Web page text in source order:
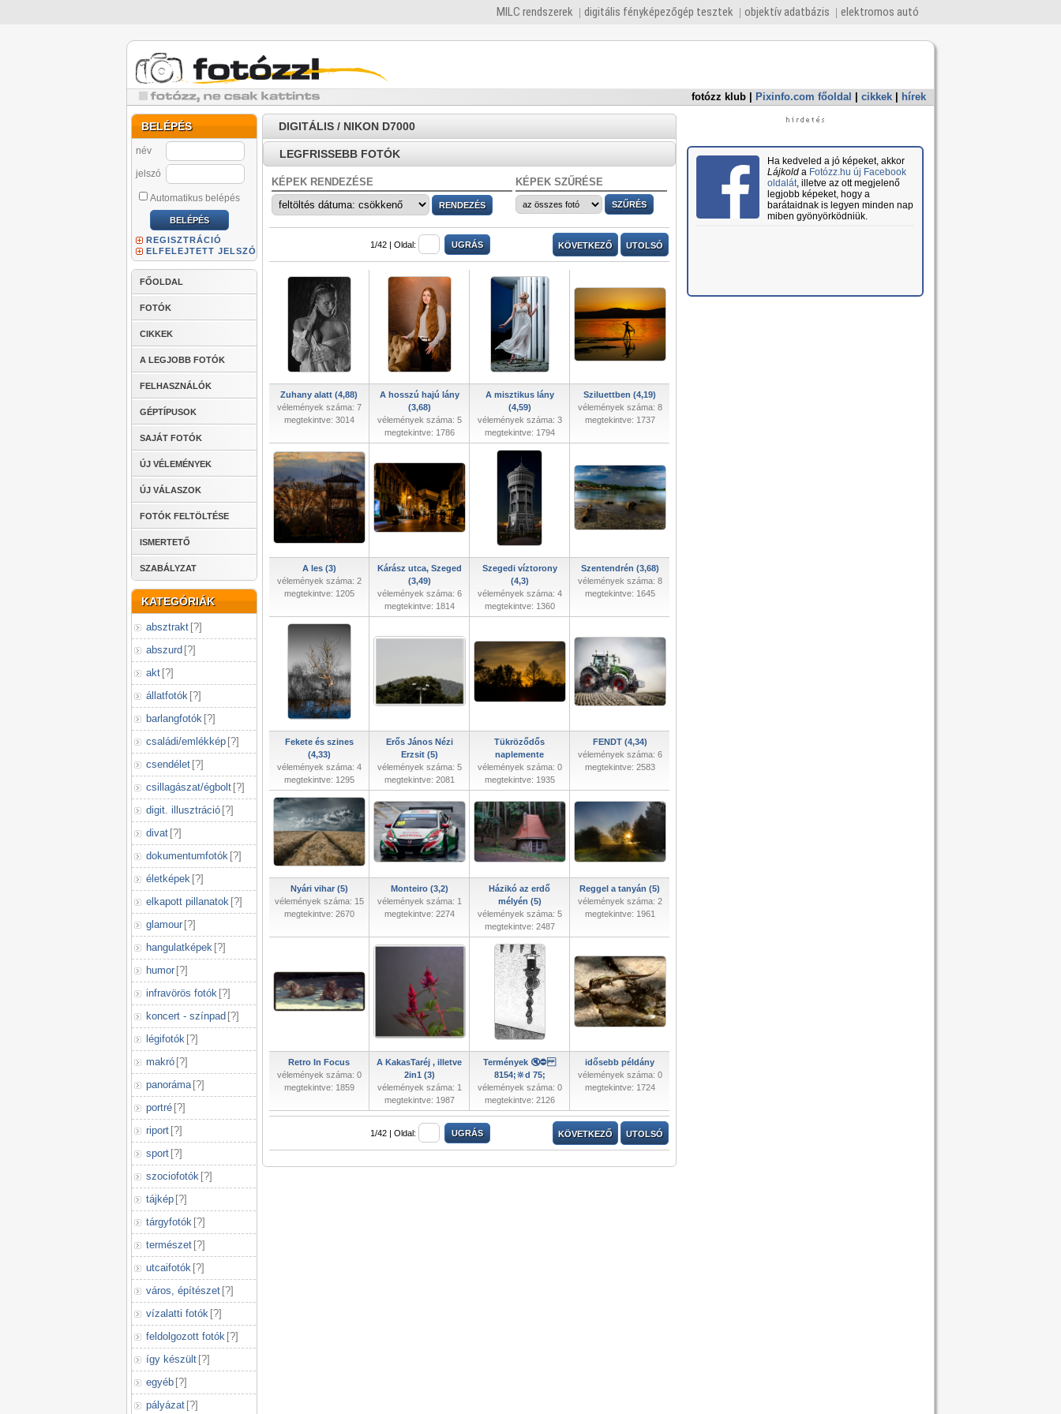
MILC rendszerek digitális fényképezőgép tesztek objektív adatbázis elektromos autó
fotózz klub Pixinfo.com főoldal cikkek hírek
BELÉPÉS
név
jelszó
Automatikus belépés
REGISZTRÁCIÓ
ELFELEJTETT JELSZÓ
FŐOLDAL
FOTÓK
CIKKEK
A LEGJOBB FOTÓK
FELHASZNÁLÓK
GÉPTÍPUSOK
SAJÁT FOTÓK
ÚJ VÉLEMÉNYEK
ÚJ VÁLASZOK
FOTÓK FELTÖLTÉSE
ISMERTETŐ
SZABÁLYZAT
KATEGÓRIÁK
absztrakt [?]
abszurd [?]
akt [?]
állatfotók [?]
barlangfotók [?]
családi/emlékkép [?]
csendélet [?]
csillagászat/égbolt [?]
digit. illusztráció [?]
divat [?]
dokumentumfotók [?]
életképek [?]
elkapott pillanatok [?]
glamour [?]
hangulatképek [?]
humor [?]
infravörös fotók [?]
koncert - színpad [?]
légifotók [?]
makró [?]
panoráma [?]
portré [?]
riport [?]
sport [?]
szociofotók [?]
tájkép [?]
tárgyfotók [?]
természet [?]
utcaifotók [?]
város, építészet [?]
vízalatti fotók [?]
feldolgozott fotók [?]
így készült [?]
egyéb [?]
pályázat [?]
DIGITÁLIS / NIKON D7000
LEGFRISSEBB FOTÓK
KÉPEK RENDEZÉSE KÉPEK SZŰRÉSE
1/42 | Oldal: KÖVETKEZŐ UTOLSÓ
Zuhany alatt (4,88)
vélemények száma: 7
megtekintve: 3014
A hosszú hajú lány
(3,68)
vélemények száma: 5
megtekintve: 1786
A misztikus lány
(4,59)
vélemények száma: 3
megtekintve: 1794
Sziluettben (4,19)
vélemények száma: 8
megtekintve: 1737
A les (3)
vélemények száma: 2
megtekintve: 1205
Kárász utca, Szeged
(3,49)
vélemények száma: 6
megtekintve: 1814
Szegedi víztorony
(4,3)
vélemények száma: 4
megtekintve: 1360
Szentendrén (3,68)
vélemények száma: 8
megtekintve: 1645
Fekete és szines
(4,33)
vélemények száma: 4
megtekintve: 1295
Erős János Nézi
Erzsit (5)
vélemények száma: 5
megtekintve: 2081
Tükröződős
naplemente
vélemények száma: 0
megtekintve: 1935
FENDT (4,34)
vélemények száma: 6
megtekintve: 2583
Nyári vihar (5)
vélemények száma: 15
megtekintve: 2670
Monteiro (3,2)
vélemények száma: 1
megtekintve: 2274
Házikó az erdő
mélyén (5)
vélemények száma: 5
megtekintve: 2487
Reggel a tanyán (5)
vélemények száma: 2
megtekintve: 1961
Retro In Focus
vélemények száma: 0
megtekintve: 1859
A KakasTaréj , illetve
2in1 (3)
vélemények száma: 1
megtekintve: 1987
Termények 🔇⛔
8154;🔆ԁ 75;
vélemények száma: 0
megtekintve: 2126
idősebb példány
vélemények száma: 0
megtekintve: 1724
1/42 | Oldal: KÖVETKEZŐ UTOLSÓ
Ha kedveled a jó képeket, akkor
Lájkolda Fotózz.hu új Facebook
oldalát, illetve az ott megjelenő
legjobb képeket, hogy a
barátaidnak is legyen minden nap
miben gyönyörködniük.